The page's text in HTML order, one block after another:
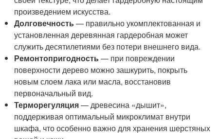
произведением искусства.
Долговечность— правильно укомплектованная и
установленная деревянная гардеробная может
служить десятилетиями без потери внешнего вида.
Ремонтопригодность— при повреждении
поверхности дерево можно зашкурить, покрыть
новым слоем лака или масла, восстановив
первоначальный вид.
Терморегуляция— древесина «дышит»,
поддерживая оптимальный микроклимат внутри
шкафа, что особенно важно для хранения шерстяных